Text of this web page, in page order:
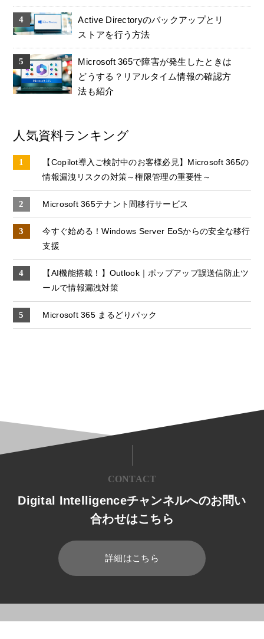
Active Directoryのバックアップとリ
ストアを行う方法
Microsoft 365で障害が発生したときは
どうする？リアルタイム情報の確認方
法も紹介
人気資料ランキング
【Copilot導入ご検討中のお客様必見】Microsoft 365の
情報漏洩リスクの対策～権限管理の重要性～
Microsoft 365テナント間移行サービス
今すぐ始める！Windows Server EoSからの安全な移行
支援
【AI機能搭載！】Outlook｜ポップアップ誤送信防止ツ
ールで情報漏洩対策
Microsoft 365 まるどりパック
CONTACT
Digital Intelligenceチャンネルへのお問い
合わせはこちら
詳細はこちら